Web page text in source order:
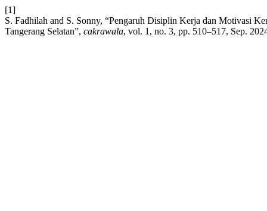
[1]
S. Fadhilah and S. Sonny, “Pengaruh Disiplin Kerja dan Motivasi
Tangerang Selatan”, cakrawala, vol. 1, no. 3, pp. 510–517, Sep.